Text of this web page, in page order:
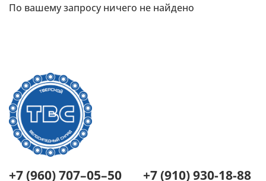
По вашему запросу ничего не найдено
+7 (960) 707–05–50 +7 (910) 930-18-88